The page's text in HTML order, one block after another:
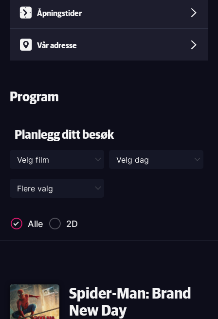
Åpningstider
Vår adresse
Program
Planlegg ditt besøk
Alle 2D
Spider-Man: Brand
New Day